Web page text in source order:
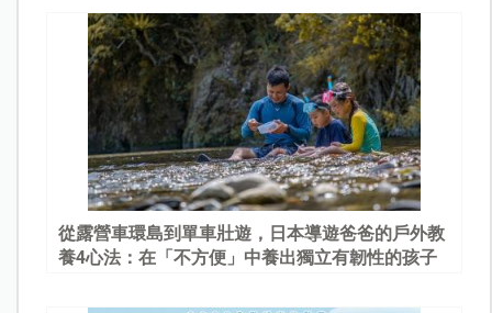
從露營車環島到單車壯遊，日本導遊爸爸的戶外教
養4心法：在「不方便」中養出獨立有韌性的孩子